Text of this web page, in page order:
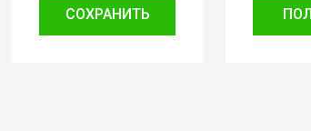
СОХРАНИТЬ